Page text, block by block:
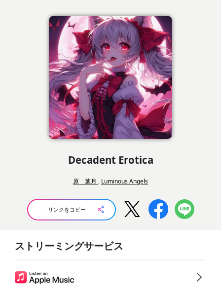
Decadent Erotica
原 葉月 , Luminous Angels
リンクをコピー
ストリーミングサービス